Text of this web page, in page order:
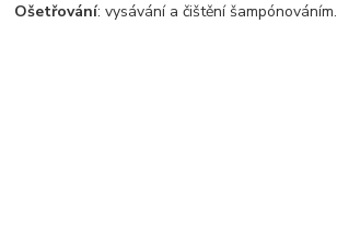
Ošetřování: vysávání a čištění šampónováním.